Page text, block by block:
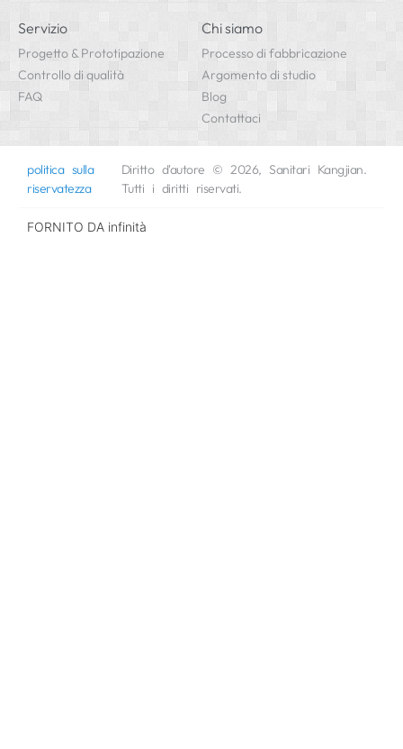
Servizio
Progetto & Prototipazione
Controllo di qualità
FAQ
Chi siamo
Processo di fabbricazione
Argomento di studio
Blog
Contattaci
politica sulla
riservatezza
Diritto d'autore © 2026, Sanitari Kangjian.
Tutti i diritti riservati.
FORNITO DA infinità